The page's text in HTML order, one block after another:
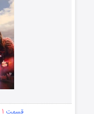
قسمت ۱ (زیرنویس)